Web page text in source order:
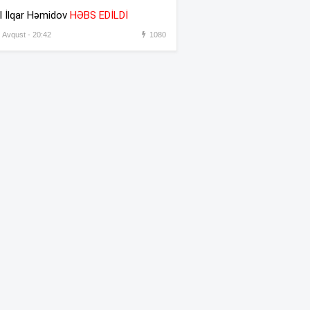
əsas gətirmədən azad etdi
İlqar Həmidov HƏBS EDİLDİ
Avqust - 20:42 1080